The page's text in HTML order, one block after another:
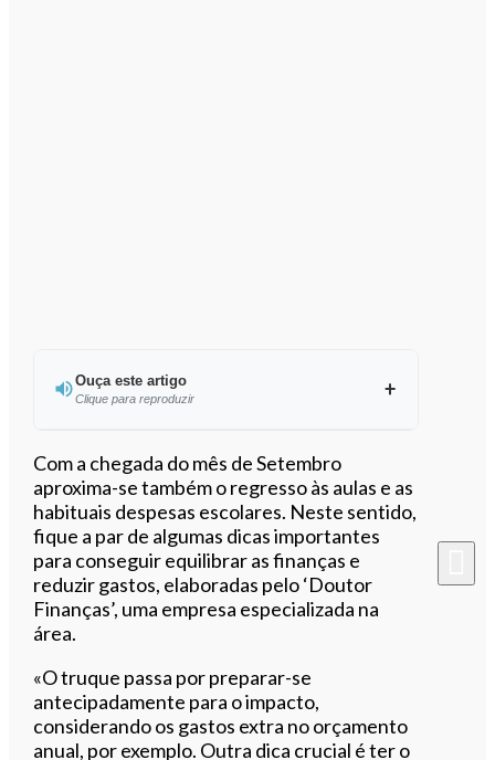
Ouça este artigo
Clique para reproduzir
Ouvir este artigo
Com a chegada do mês de Setembro
aproxima-se também o regresso às aulas e as
habituais despesas escolares. Neste sentido,
fique a par de algumas dicas importantes
para conseguir equilibrar as finanças e
reduzir gastos, elaboradas pelo ‘Doutor
Finanças’, uma empresa especializada na
área.
«O truque passa por preparar-se
antecipadamente para o impacto,
considerando os gastos extra no orçamento
anual, por exemplo. Outra dica crucial é ter o